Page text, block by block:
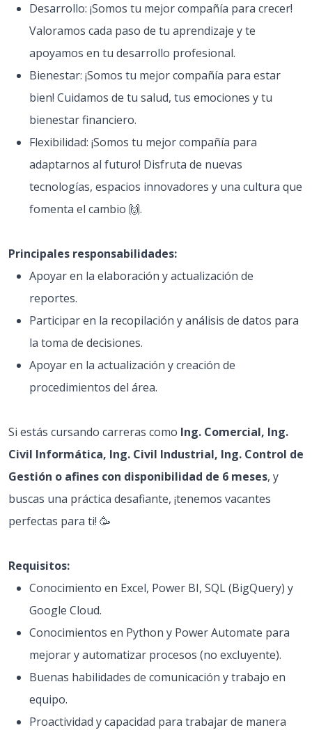
Desarrollo: ¡Somos tu mejor compañía para crecer!
Valoramos cada paso de tu aprendizaje y te
apoyamos en tu desarrollo profesional.
Bienestar: ¡Somos tu mejor compañía para estar
bien! Cuidamos de tu salud, tus emociones y tu
bienestar financiero.
Flexibilidad: ¡Somos tu mejor compañía para
adaptarnos al futuro! Disfruta de nuevas
tecnologías, espacios innovadores y una cultura que
fomenta el cambio 🙌.
Principales responsabilidades:
Apoyar en la elaboración y actualización de
reportes.
Participar en la recopilación y análisis de datos para
la toma de decisiones.
Apoyar en la actualización y creación de
procedimientos del área.
Si estás cursando carreras como Ing. Comercial, Ing.
Civil Informática, Ing. Civil Industrial, Ing. Control de
Gestión o afines con disponibilidad de 6 meses, y
buscas una práctica desafiante, ¡tenemos vacantes
perfectas para ti! 🥳
Requisitos:
Conocimiento en Excel, Power BI, SQL (BigQuery) y
Google Cloud.
Conocimientos en Python y Power Automate para
mejorar y automatizar procesos (no excluyente).
Buenas habilidades de comunicación y trabajo en
equipo.
Proactividad y capacidad para trabajar de manera